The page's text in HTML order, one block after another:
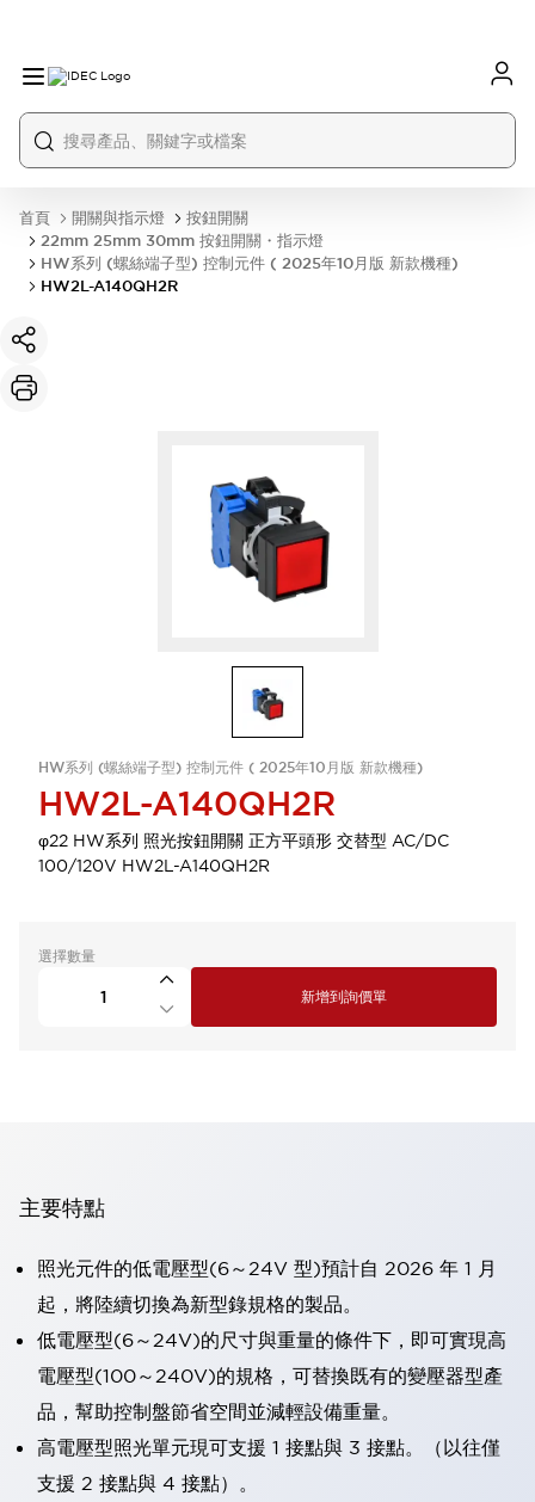
首頁 開關與指示燈
按鈕開關
22mm 25mm 30mm 按鈕開關・指示燈
HW系列 (螺絲端子型) 控制元件 ( 2025年10月版 新款機種)
HW2L-A140QH2R
HW系列 (螺絲端子型) 控制元件 ( 2025年10月版 新款機種)
HW2L-A140QH2R
φ22 HW系列 照光按鈕開關 正方平頭形 交替型 AC/DC
100/120V HW2L-A140QH2R
選擇數量
新增到詢價單
主要特點
照光元件的低電壓型(6～24V 型)預計自 2026 年 1 月
起，將陸續切換為新型錄規格的製品。
低電壓型(6～24V)的尺寸與重量的條件下，即可實現高
電壓型(100～240V)的規格，可替換既有的變壓器型產
品，幫助控制盤節省空間並減輕設備重量。
高電壓型照光單元現可支援 1 接點與 3 接點。（以往僅
支援 2 接點與 4 接點）。